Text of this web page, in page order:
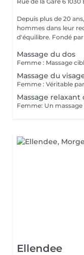
Depuis plus de 20
hommes dans leur
d'équilibre.
Massage du dos
Massage du
Massage relaxant
Ellendee